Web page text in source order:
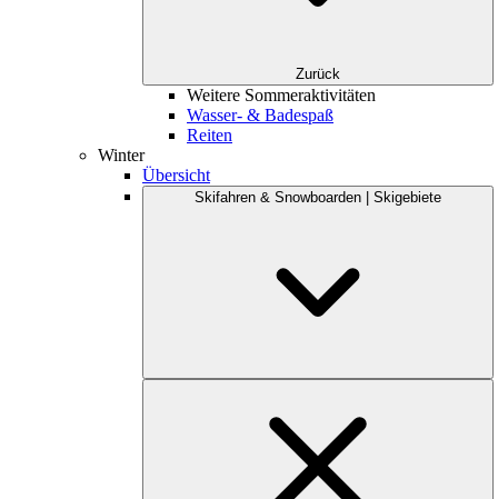
Zurück
Weitere Sommeraktivitäten
Wasser- & Badespaß
Reiten
Winter
Übersicht
Skifahren & Snowboarden | Skigebiete